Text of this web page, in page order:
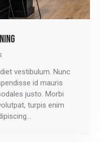
vestibulum. Nunc
id mauris
justo. Morbi
turpis enim